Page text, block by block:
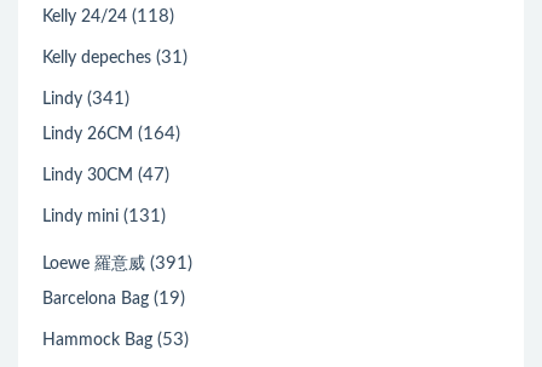
Kelly 24/24 (118)
Kelly depeches (31)
Lindy (341)
Lindy 26CM (164)
Lindy 30CM (47)
Lindy mini (131)
Loewe 羅意威 (391)
Barcelona Bag (19)
Hammock Bag (53)